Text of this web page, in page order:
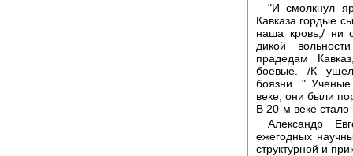
"И смолкнул
Кавказа гордые
наша кровь,/ ни
дикой
прадедам
боевые. /К
боязни..."
веке, они были
В 20-м веке стало
Александр
ежегодных
структурной и